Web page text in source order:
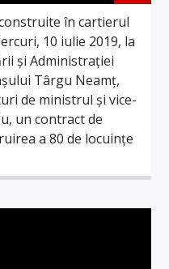
în cartierul
10 iulie 2019, la
și Administrației
Târgu Neamț,
de ministrul și vice-
un contract de
a 80 de locuințe